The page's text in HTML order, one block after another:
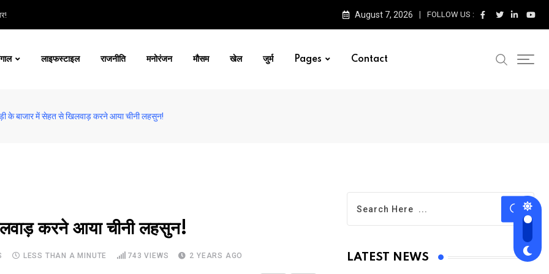
August 7, 2026 FOLLOW US :
लाइफस्टाइल राजनीति मनोरंजन मौसम खेल जुर्म Pages Contact
के बाजार में सेहत से खिलवाड़ करने आया चीनी लहसुन!
करने आया चीनी लहसुन!
LESS THAN A MINUTE 743 VIEWS 2 YEARS AGO LATEST NEWS